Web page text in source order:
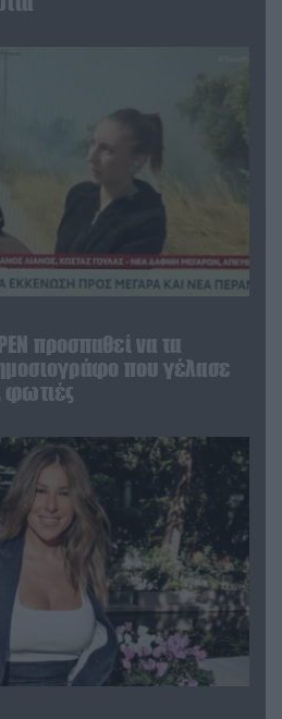
προσπαθεί να τα
που γέλασε
φωτιές